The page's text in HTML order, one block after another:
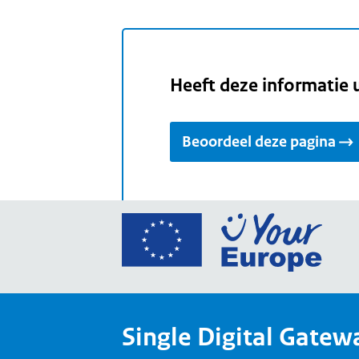
Heeft deze informatie
Beoordeel deze pagina
Ga
Your
Single Digital